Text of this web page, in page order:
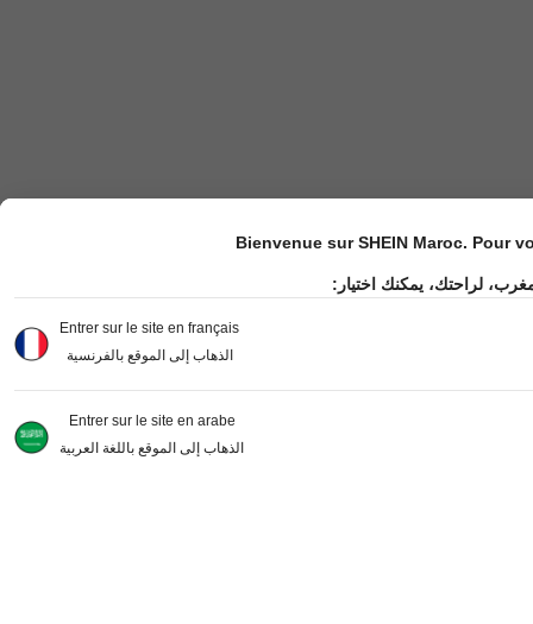
Bienvenue sur SHEIN Maroc. Pour
لراحتك، يمكنك اختيار:
Entrer sur le site en français
الذهاب إلى الموقع بالفرنسية
Entrer sur le site en arabe
الذهاب إلى الموقع باللغة العربية